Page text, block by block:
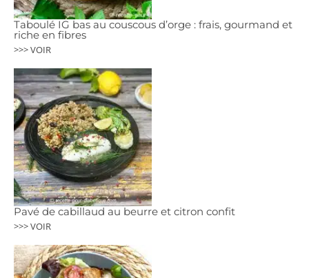
Taboulé IG bas au couscous d’orge : frais, gourmand et
riche en fibres
>>> VOIR
Pavé de cabillaud au beurre et citron confit
>>> VOIR